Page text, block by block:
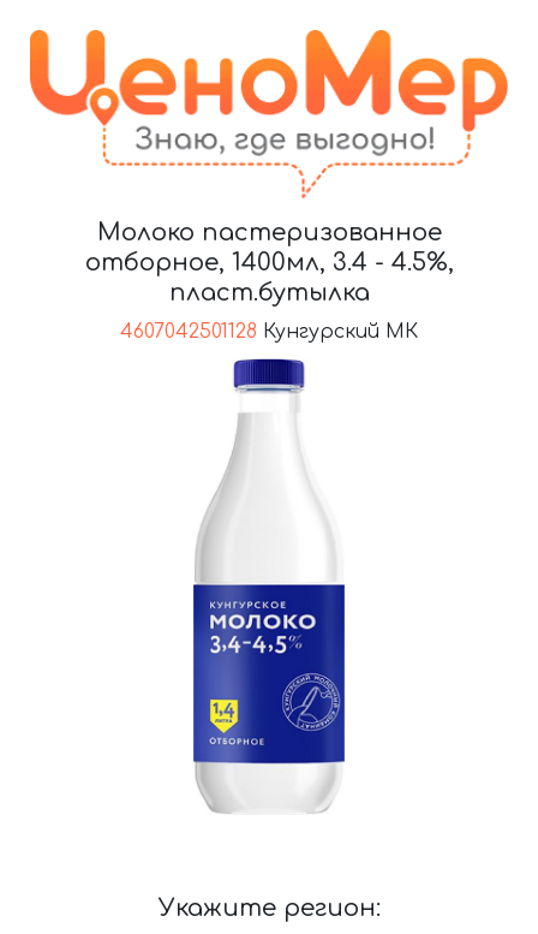
Молоко пастеризованное
отборное, 1400мл, 3.4 - 4.5%,
пласт.бутылка
4607042501128 Кунгурский МК
Укажите регион: